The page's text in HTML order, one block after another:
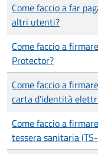
Come faccio a far
altri utenti?
Come faccio a
Protector?
Come faccio a
carta d'identità
Come faccio a
tessera sanitaria